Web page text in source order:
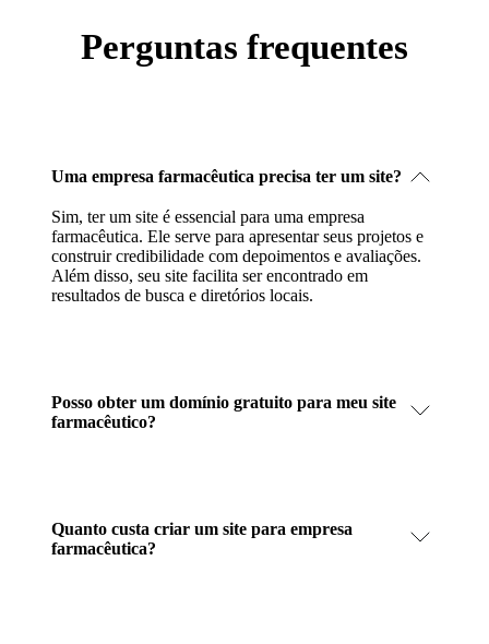
Perguntas frequentes
Uma empresa farmacêutica precisa ter um site?
Sim, ter um site é essencial para uma empresa
farmacêutica. Ele serve para apresentar seus projetos e
construir credibilidade com depoimentos e avaliações.
Além disso, seu site facilita ser encontrado em
resultados de busca e diretórios locais.
Posso obter um domínio gratuito para meu site
farmacêutico?
Quanto custa criar um site para empresa
farmacêutica?